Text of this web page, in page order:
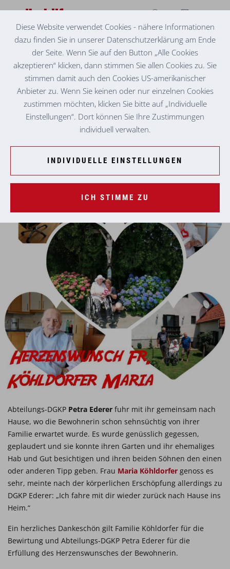
SENIORENZENTRUM BAIRISCH KÖLLDORF
ERFÜLLUNG EINES HERZENSWUNSCHES
Am 15. Juni war es möglich, einen schon länger gehegten
Herzenswunsch von Bewohnerin Maria Köhldorfer im
Seniorenzentrum Bairisch Kölldorf zu erfüllen. Ihre beiden
Söhne bereiteten das ehemalige Wohnhaus der Bewohnerin
vor und luden sie auf einen gemeinsamen Nachmittag in die
Abteilungs-DGKP Petra Ederer fuhr mit ihr gemeinsam nach
Hause, wo die Bewohnerin schon sehnsüchtig von ihrer
Familie erwartet wurde. Es wurde genüsslich gegessen,
geplaudert und sie konnte ihren Garten und ihr ehemaliges
Hab und Gut besichtigen und ihren beiden Söhnen den einen
oder anderen Tipp geben. Frau Maria Köhldorfer genoss es
sehr, meinte nach der körperlichen Erschöpfung allerdings zu
DGKP Ederer: „Ich fahre mit dir wieder zurück nach Hause ins
Heim.“
Ein herzliches Dankeschön gilt Familie Köhldorfer für die
Bewirtung und Abteilungs-DGKP Petra Ederer für die
Erfüllung des Herzenswunsches der Bewohnerin.
Diese Website verwendet Cookies - nähere Informationen
dazu finden Sie in unserer Datenschutzerklärung am Ende
der Seite. Wenn Sie auf den Button „Alle Cookies
akzeptieren“ klicken, dann stimmen Sie allen Cookies zu. Sie
stimmen damit auch den Cookies US-amerikanischer
Anbieter zu. Wenn Sie keinen oder nur einzelnen Cookies
zustimmen möchten, klicken Sie bitte auf „Individuelle
Einstellungen“. Dort können Sie Ihre Zustimmungen
individuell verwalten.
INDIVIDUELLE EINSTELLUNGEN
ICH STIMME ZU